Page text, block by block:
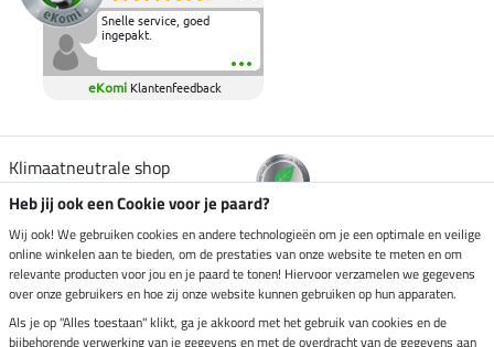
Snelle service, goed
ingepakt.
eKomi Klantenfeedback
Klimaatneutrale shop
Verzending per
Veilig betalen met
Heb jij ook een Cookie voor je paard?
Wij ook! We gebruiken cookies en andere technologieën om je een optimale en veilige
online winkelen aan te bieden, om de prestaties van onze website te meten en om
relevante producten voor jou en je paard te tonen! Hiervoor verzamelen we gegevens
over onze gebruikers en hoe zij onze website kunnen gebruiken op hun apparaten.
Als je op "Alles toestaan" klikt, ga je akkoord met het gebruik van cookies en de
bijbehorende verwerking van je gegevens en met de overdracht van de gegevens aan